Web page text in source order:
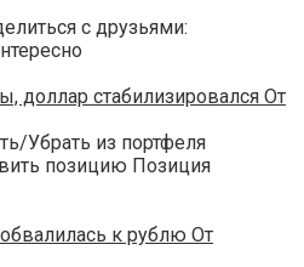
с друзьями:
доллар стабилизировался От
Убрать из портфеля
позицию Позиция
к рублю От